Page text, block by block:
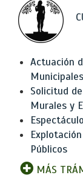
Actuación
Municipales
Solicitud
Murales y
Públicos
MÁS